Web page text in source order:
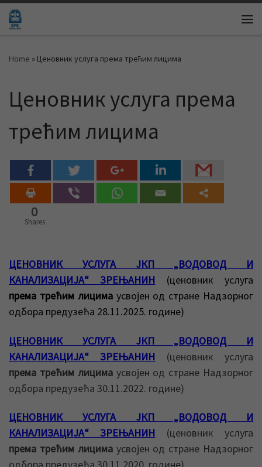
Skip to content
Home » Ценовник услуга према трећим лицима
Ценовник услуга према
трећим лицима
0
Shares
ЦЕНОВНИК УСЛУГА ЈКП „ВОДОВОД И
КАНАЛИЗАЦИЈА“ ЗРЕЊАНИН
(ценовник услуга
према трећим лицимаусвојен од стране Надзорног
одбора предузећа 28.11.2025. године)
ЦЕНОВНИК УСЛУГА ЈКП „ВОДОВОД И
КАНАЛИЗАЦИЈА“ ЗРЕЊАНИН (ценовник услуга
према трећим лицимаусвојен од стране Надзорног
одбора предузећа 30.11.2022. године)
ЦЕНОВНИК УСЛУГА ЈКП „ВОДОВОД И
КАНАЛИЗАЦИЈА“ ЗРЕЊАНИН (ценовник услуга
према трећим лицимаусвојен од стране Надзорног